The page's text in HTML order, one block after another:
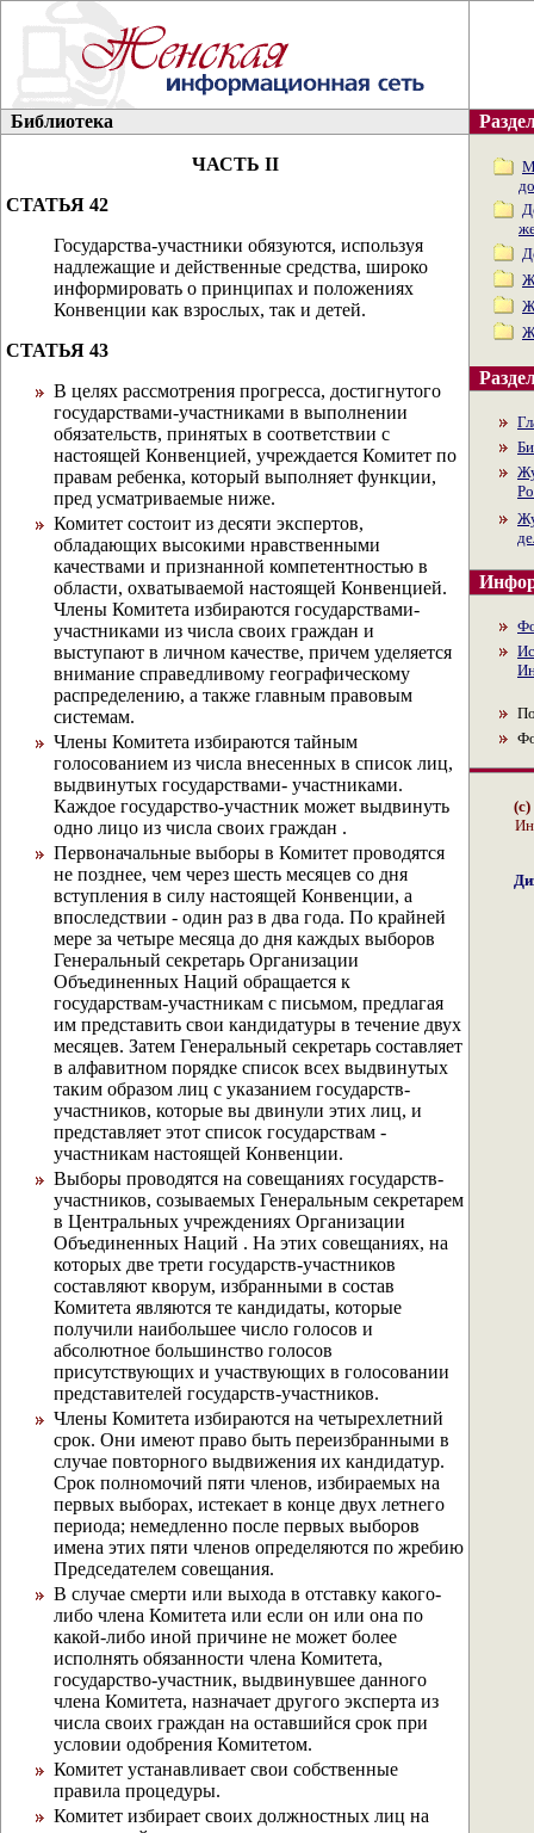
Библиотека
ЧАСТЬ II
СТАТЬЯ 42
Государства-участники обязуются, используя
надлежащие и действенные средства, широко
информировать о принципах и положениях
Конвенции как взрослых, так и детей.
СТАТЬЯ 43
В целях рассмотрения прогресса, достигнутого
государствами-участниками в выполнении
обязательств, принятых в соответствии с
настоящей Конвенцией, учреждается Комитет по
правам ребенка, который выполняет функции,
пред усматриваемые ниже.
Комитет состоит из десяти экспертов,
обладающих высокими нравственными
качествами и признанной компетентностью в
области, охватываемой настоящей Конвенцией.
Члены Комитета избираются государствами-
участниками из числа своих граждан и
выступают в личном качестве, причем уделяется
внимание справедливому географическому
распределению, а также главным правовым
системам.
Члены Комитета избираются тайным
голосованием из числа внесенных в список лиц,
выдвинутых государствами- участниками.
Каждое государство-участник может выдвинуть
одно лицо из числа своих граждан .
Первоначальные выборы в Комитет проводятся
не позднее, чем через шесть месяцев со дня
вступления в силу настоящей Конвенции, а
впоследствии - один раз в два года. По крайней
мере за четыре месяца до дня каждых выборов
Генеральный секретарь Организации
Объединенных Наций обращается к
государствам-участникам с письмом, предлагая
им представить свои кандидатуры в течение двух
месяцев. Затем Генеральный секретарь составляет
в алфавитном порядке список всех выдвинутых
таким образом лиц с указанием государств-
участников, которые вы двинули этих лиц, и
представляет этот список государствам -
участникам настоящей Конвенции.
Выборы проводятся на совещаниях государств-
участников, созываемых Генеральным секретарем
в Центральных учреждениях Организации
Объединенных Наций . На этих совещаниях, на
которых две трети государств-участников
составляют кворум, избранными в состав
Комитета являются те кандидаты, которые
получили наибольшее число голосов и
абсолютное большинство голосов
присутствующих и участвующих в голосовании
представителей государств-участников.
Члены Комитета избираются на четырехлетний
срок. Они имеют право быть переизбранными в
случае повторного выдвижения их кандидатур.
Срок полномочий пяти членов, избираемых на
первых выборах, истекает в конце двух летнего
периода; немедленно после первых выборов
имена этих пяти членов определяются по жребию
Председателем совещания.
В случае смерти или выхода в отставку какого-
либо члена Комитета или если он или она по
какой-либо иной причине не может более
исполнять обязанности члена Комитета,
государство-участник, выдвинувшее данного
члена Комитета, назначает другого эксперта из
числа своих граждан на оставшийся срок при
условии одобрения Комитетом.
Комитет устанавливает свои собственные
правила процедуры.
Комитет избирает своих должностных лиц на